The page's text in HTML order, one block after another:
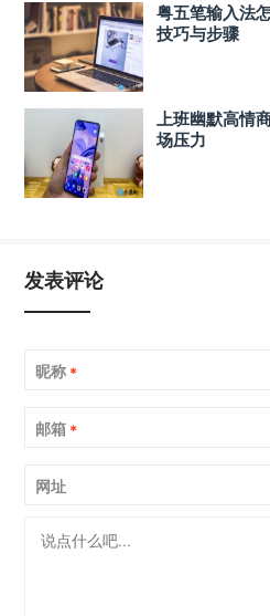
粤五笔输入法
技巧与步骤
上班幽默高情
场压力
发表评论
昵称 *
邮箱 *
网址